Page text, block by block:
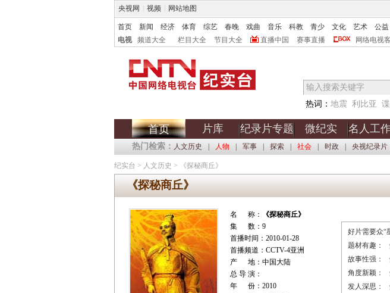
央视网 视频 网站地图
首页 新闻 经济 体育 综艺 春晚 戏曲 音乐 科教 青少 文化 艺术 公益
电视
频道大全 栏目大全 节目大全 直播中国 赛事直播 网络电视
热词： 地震 利比亚
首页 片库 纪录片专题 微纪实 名人工
热门检索： 人文历史 人物 军事 探索 社会 时政 央视纪录片
纪实台 > 人文历史 > 《探秘商丘》
《探秘商丘》
名 称：
《探秘商丘》
集 数：9
首播时间：2010-01-28
首播频道：CCTV-4亚洲
产 地：中国大陆
总 导 演：
年 份：2010
好片需要众“
题材有趣：
故事性强：
角度新颖：
发人深思：